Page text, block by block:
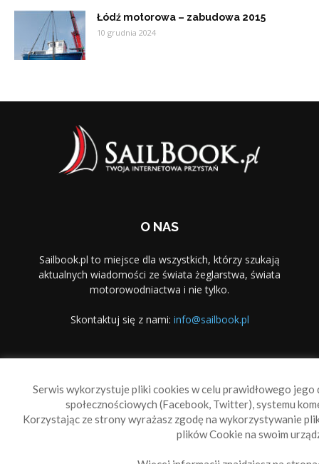
Łódź motorowa – zabudowa 2015
10 grudnia 2024
O NAS
Sailbook.pl to miejsce dla wszystkich, którzy szukają
aktualnych wiadomości ze świata żeglarstwa, świata
motorowodniactwa i nie tylko.
Skontaktuj się z nami: info@sailbook.pl
Serwis wykorzystuje pliki cookies w celu prawidłowego
społecznościowych (Facebook, Twitter), systemu
Korzystając ze strony wyrażasz zgodę na wykorzystywanie
plików Cookie na swoim